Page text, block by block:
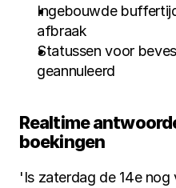
Ingebouwde
afbraak
Statussen voor
geannuleerd
Realtime
boekingen
'Is zaterdag de 14e